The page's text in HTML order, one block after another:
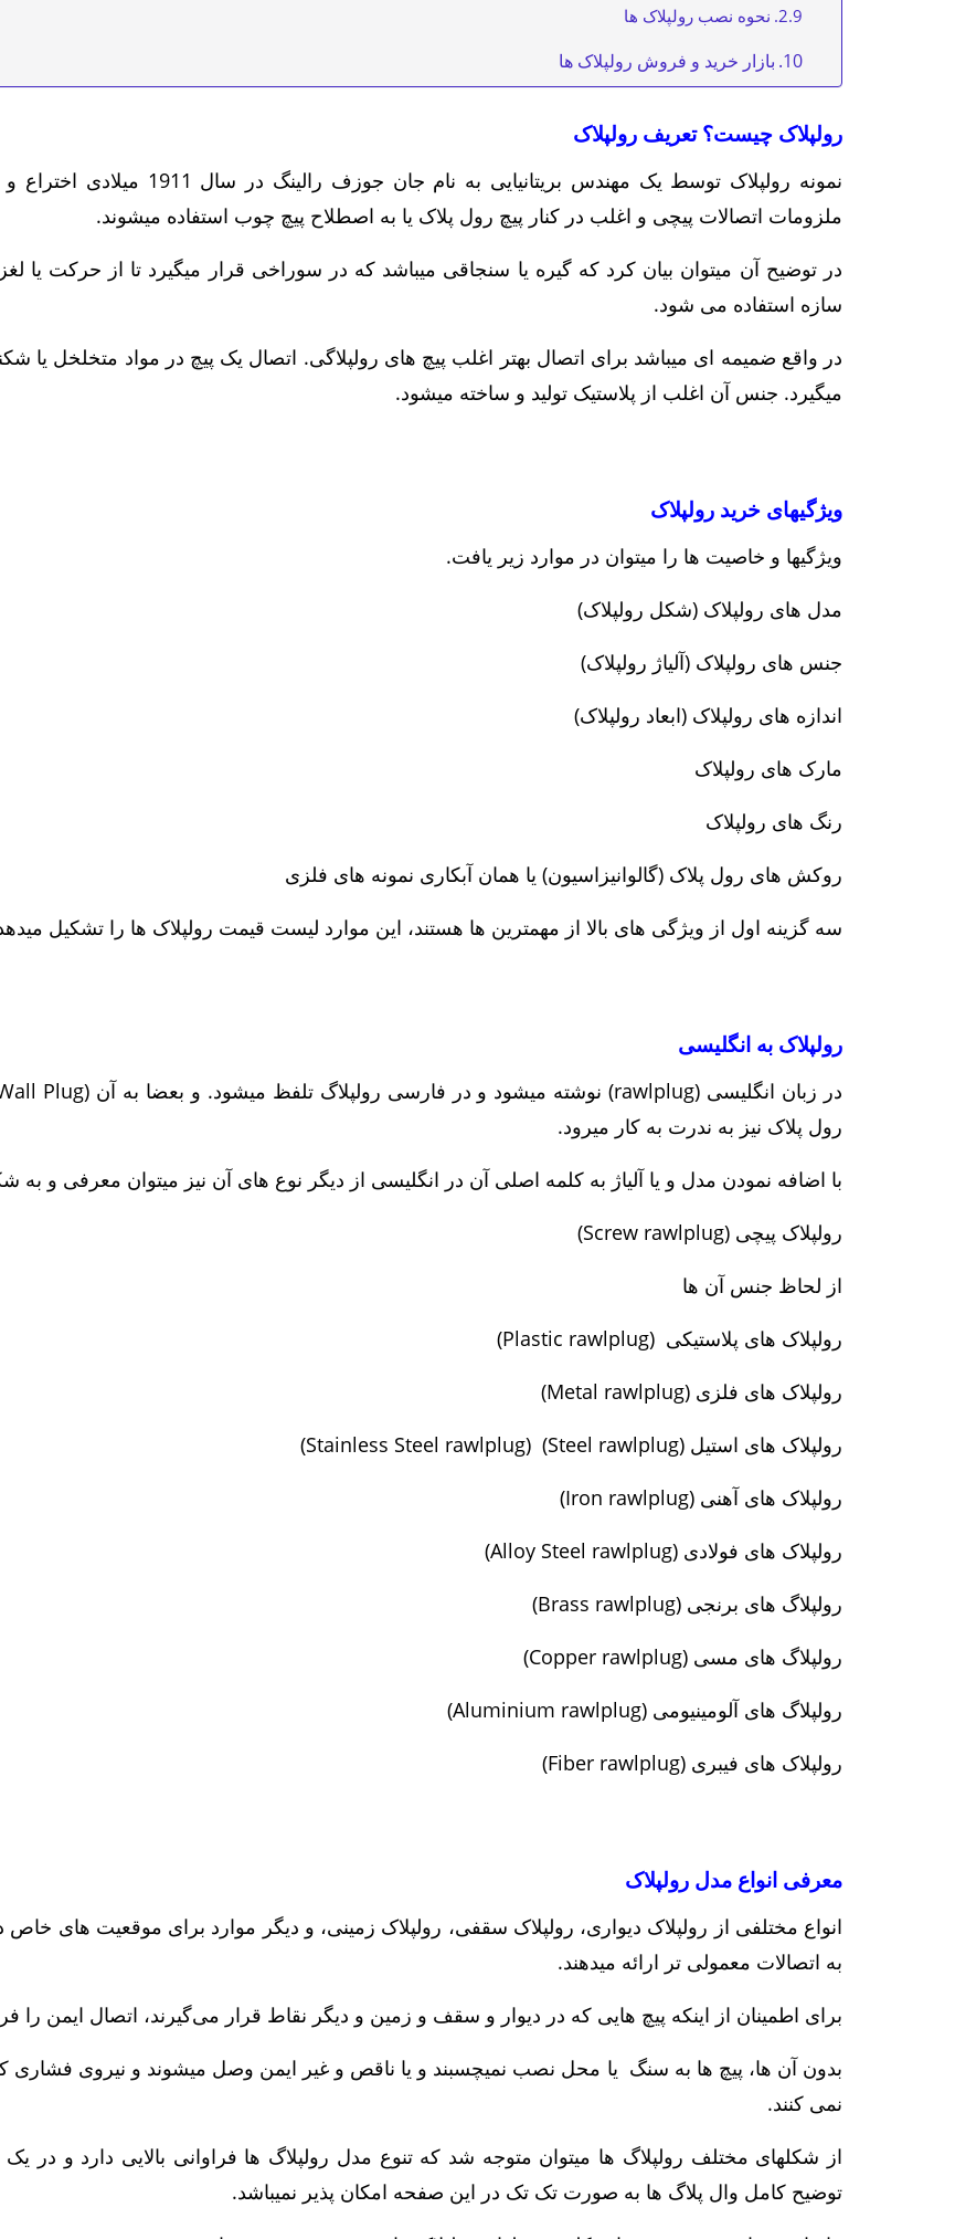
نحوه نصب رولپلاک ها
بازار خرید و فروش رولپلاک ها
رولپلاک چیست؟ تعریف رولپلاک
نمونه رولپلاک توسط یک مهندس
ملزومات اتصالات پیچی و اغلب در کنار پیچ رول پلاک یا به اصطلاح پیچ چوب استفاده میشوند.
در توضیح آن میتوان بیان کرد که گیره یا سنجاقی میباشد که در سوراخی قرار میگیرد تا از حرکت یا
سازه استفاده می شود.
در واقع ضمیمه ای میباشد برای اتصال بهتر اغلب پیچ های رولپلاگی. اتصال یک پیچ در مواد متخلخل یا
میگیرد. جنس آن اغلب از پلاستیک تولید و ساخته میشود.
ویژگیهای خرید رولپلاک
ویژگیها و خاصیت ها را میتوان در موارد زیر یافت.
مدل های رولپلاک (شکل رولپلاک)
جنس های رولپلاک (آلیاژ رولپلاک)
اندازه های رولپلاک (ابعاد رولپلاک)
مارک های رولپلاک
رنگ های رولپلاک
روکش های رول پلاک (گالوانیزاسیون) یا همان آبکاری نمونه های فلزی
سه گزینه اول از ویژگی های بالا از مهمترین ها هستند، این موارد لیست قیمت رولپلاک ها را تشکیل
رولپلاک به انگلیسی
رول پلاک نیز به ندرت به کار میرود.
با اضافه نمودن مدل و یا آلیاژ به کلمه اصلی آن در انگلیسی از دیگر نوع های آن نیز میتوان معرفی و به
رولپلاک پیچی (Screw rawlplug)
از لحاظ جنس آن ها
رولپلاک های پلاستیکی (Plastic rawlplug)
رولپلاک های فلزی (Metal rawlplug)
رولپلاک های استیل (Steel rawlplug) (Stainless Steel rawlplug)
رولپلاک های آهنی (Iron rawlplug)
رولپلاک های فولادی (Alloy Steel rawlplug)
رولپلاگ های برنجی (Brass rawlplug)
رولپلاگ های مسی (Copper rawlplug)
رولپلاگ های آلومینیومی (Aluminium rawlplug)
رولپلاک های فیبری (Fiber rawlplug)
معرفی انواع مدل رولپلاک
انواع مختلفی از رولپلاک دیواری، رولپلاک سقفی، رولپلاک زمینی، و دیگر موارد برای موقعیت های
به اتصالات معمولی تر ارائه میدهند.
برای اطمینان از اینکه پیچ‌ هایی که در دیوار و سقف و زمین و دیگر نقاط قرار می‌گیرند، اتصال ایمن را
بدون آن ها، پیچ ها به سنگ یا محل نصب نمیچسبند و یا ناقص و غیر ایمن وصل میشوند و نیروی فشاری
نمی کنند.
از شکلهای مختلف رولپلاگ ها میتوان متوجه شد که تنوع مدل رولپلاگ ها فراوانی بالایی دارد و در
توضیح کامل وال پلاگ ها به صورت تک تک در این صفحه امکان پذیر نمیباشد.